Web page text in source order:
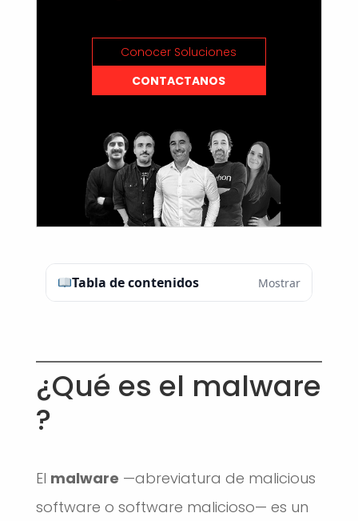
Conocer Soluciones
CONTACTANOS
Tabla de contenidos Mostrar
¿Qué es el malware
?
El malware —abreviatura de malicious
software o software malicioso— es un